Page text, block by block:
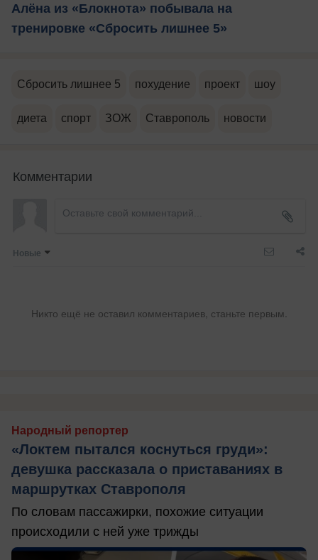
Алёна из «Блокнота» побывала на
тренировке «Сбросить лишнее 5»
Сбросить лишнее 5 похудение проект шоу
диета спорт ЗОЖ Ставрополь новости
Комментарии
Новые
Никто ещё не оставил комментариев, станьте первым.
Народный репортер
«Локтем пытался коснуться груди»:
девушка рассказала о приставаниях в
маршрутках Ставрополя
По словам пассажирки, похожие ситуации
происходили с ней уже трижды